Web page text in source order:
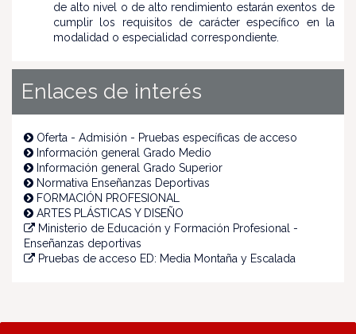
de alto nivel o de alto rendimiento estarán exentos de
cumplir los requisitos de carácter específico en la
modalidad o especialidad correspondiente.
Enlaces de interés
Oferta - Admisión - Pruebas específicas de acceso
Información general Grado Medio
Información general Grado Superior
Normativa Enseñanzas Deportivas
FORMACIÓN PROFESIONAL
ARTES PLÁSTICAS Y DISEÑO
Ministerio de Educación y Formación Profesional -
Enseñanzas deportivas
Pruebas de acceso ED: Media Montaña y Escalada